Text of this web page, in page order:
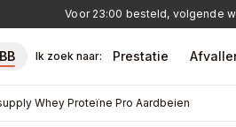
Voor 23:00 besteld, volgende
Ik zoek naar: Prestatie
Whey Proteïne Pro Aardbeien